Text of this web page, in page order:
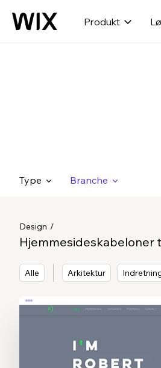
Produkt
Type Branche
Design
Hjemmesideskabeloner
Alle Arkitektur